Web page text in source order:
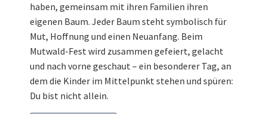
haben, gemeinsam mit ihren Familien ihren
eigenen Baum. Jeder Baum steht symbolisch für
Mut, Hoffnung und einen Neuanfang. Beim
Mutwald-Fest wird zusammen gefeiert, gelacht
und nach vorne geschaut – ein besonderer Tag, an
dem die Kinder im Mittelpunkt stehen und spüren:
Du bist nicht allein.